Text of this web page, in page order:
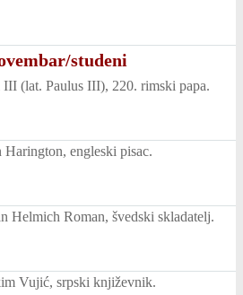
studeni
(lat. Paulus III), 220. rimski papa.
Harington, engleski pisac.
Helmich Roman, švedski skladatelj.
Vujić, srpski književnik.